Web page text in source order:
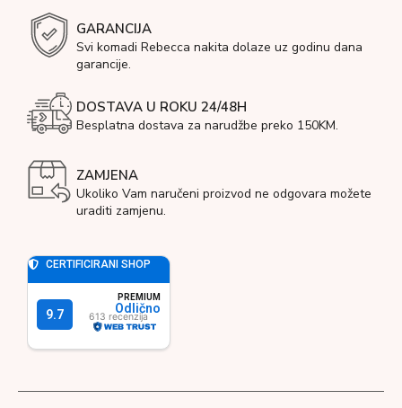
GARANCIJA
Svi komadi Rebecca nakita dolaze uz godinu dana
garancije.
DOSTAVA U ROKU 24/48H
Besplatna dostava za narudžbe preko 150KM.
ZAMJENA
Ukoliko Vam naručeni proizvod ne odgovara možete
uraditi zamjenu.